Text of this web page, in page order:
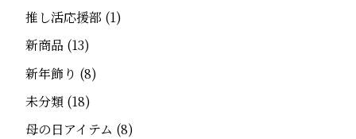
推し活応援部 (1)
新商品 (13)
新年飾り (8)
未分類 (18)
母の日アイテム (8)